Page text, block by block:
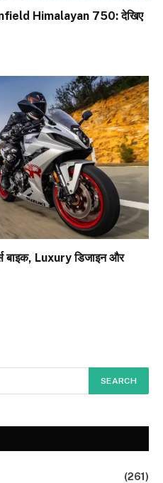
Himalayan 750: देखिए
बाइक, Luxury डिजाइन और
(261)